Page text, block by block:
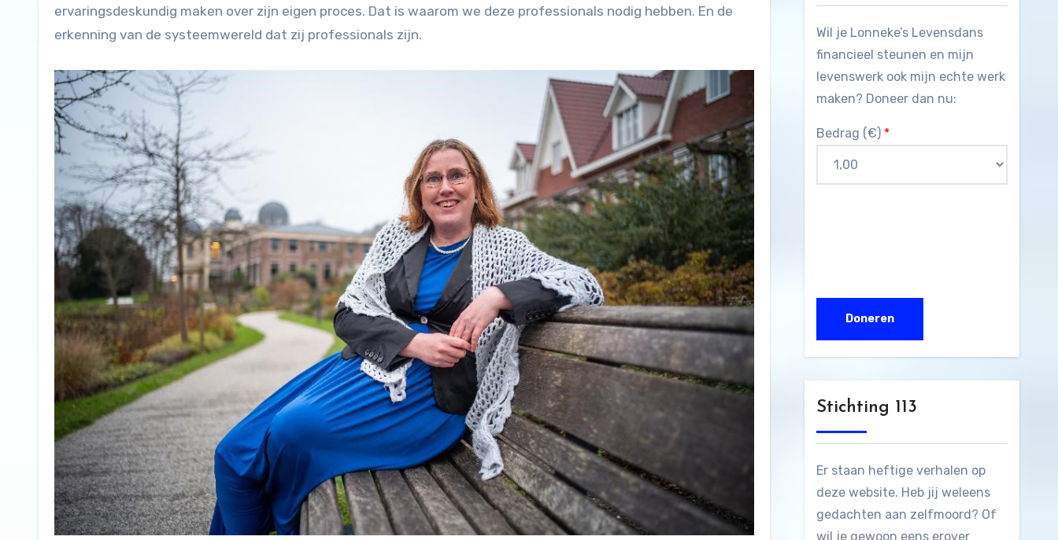
ervaringsdeskundig maken over zijn eigen proces. Dat is waarom we deze professionals nodig hebben. En de
erkenning van de systeemwereld dat zij professionals zijn.
Wil je Lonneke’s Levensdans
financieel steunen en mijn
levenswerk ook mijn echte werk
maken? Doneer dan nu:
Bedrag (€) *
Stichting 113
Er staan heftige verhalen op
deze website. Heb jij weleens
gedachten aan zelfmoord? Of
wil je gewoon eens erover